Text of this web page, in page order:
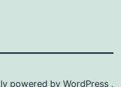
powered by WordPress .